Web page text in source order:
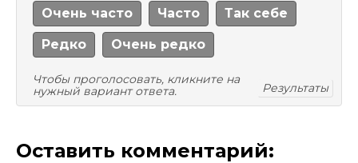
Очень часто Часто Так себе
Редко Очень редко
Чтобы проголосовать, кликните на
нужный вариант ответа.
Результаты
Оставить комментарий: